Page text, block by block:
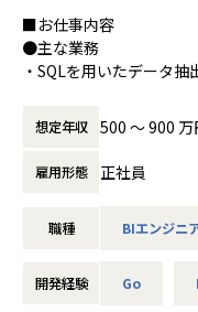
■お仕事内容
●主な業務
・SQLを用いたデータ
・BIツールを活用した
・事業部門からのデー
ートを通じたデータ活
・データ基盤や可視化
・事業部が自律的にデ
想定年収 500 〜 900
雇用形態 正社員
職種 BIエンジニ
開発経験 Go